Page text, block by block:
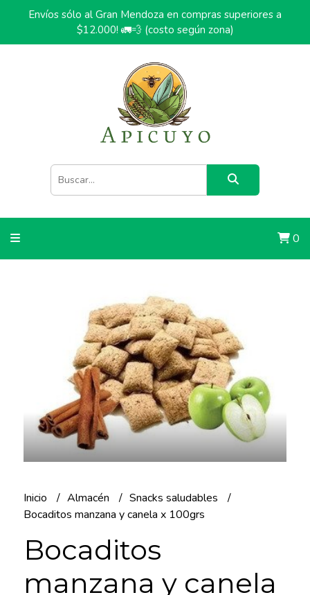
Envíos sólo al Gran Mendoza en compras superiores a
$12.000! 🚛💨 (costo según zona)
0
Inicio Almacén
Snacks saludables
Bocaditos manzana y canela x 100grs
Bocaditos
manzana y canela